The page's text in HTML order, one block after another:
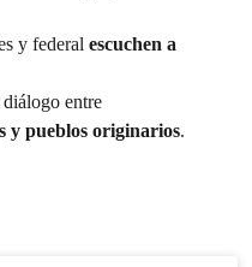
y federal escuchen a
diálogo entre
y pueblos originarios.